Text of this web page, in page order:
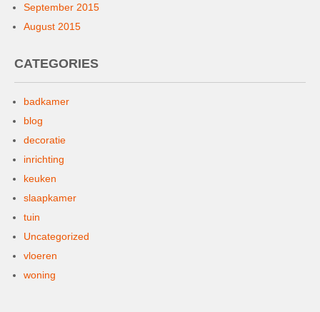
September 2015
August 2015
CATEGORIES
badkamer
blog
decoratie
inrichting
keuken
slaapkamer
tuin
Uncategorized
vloeren
woning